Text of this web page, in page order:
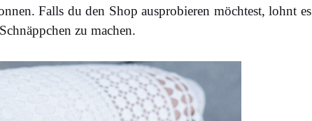
Falls du den Shop ausprobieren möchtest, lohnt es
zu machen.